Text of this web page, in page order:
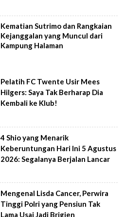
Kematian Sutrimo dan Rangkaian
Kejanggalan yang Muncul dari
Kampung Halaman
Pelatih FC Twente Usir Mees
Hilgers: Saya Tak Berharap Dia
Kembali ke Klub!
4 Shio yang Menarik
Keberuntungan Hari Ini 5 Agustus
2026: Segalanya Berjalan Lancar
Mengenal Lisda Cancer, Perwira
Tinggi Polri yang Pensiun Tak
Lama Usai Jadi Brigjen